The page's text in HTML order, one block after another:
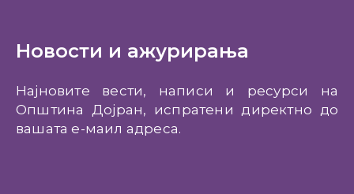
Новости и ажурирања
Најновите вести, написи и ресурси на
Општина Дојран, испратени директно до
вашата е-маил адреса.